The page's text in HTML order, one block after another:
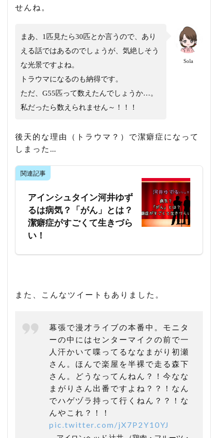
せんね。
Sola
まあ、1匹見たら30匹とか言うので、あり
える話ではあるのでしょうが、気絶しそう
な光景ですよね。
トラウマになるのも納得です。
ただ、G55匹って数えたんでしょうか…。
私だったら数えられません～！！！
後天的な理由（トラウマ？）で潔癖症になって
しまった…
関連記事
アインシュタイン河井ゆず
るは病気？「がん」とは？
潔癖症がすごくて生きづら
い！
また、こんなツイートもありました。
幕張で漫才ライブの本番中。モニタ
ーの中にはセンターマイクの前で一
人汗かいて喋ってるななまがり初瀬
さん。ほんで楽屋を半裸で走る森下
さん。どうなってんねん？！今なな
まがりさん出番ですよね？？！なん
でハゲヅラ持って行くねん？？！な
んやこれ？！！
pic.twitter.com/jX7P2Y10YJ